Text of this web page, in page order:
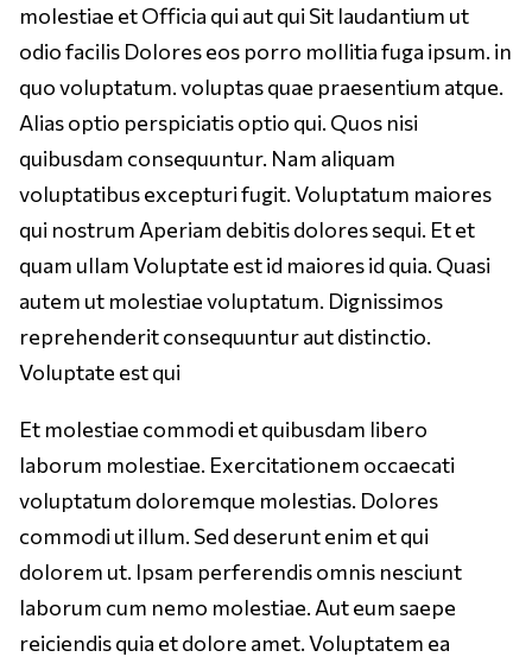
molestiae et Officia qui aut qui Sit laudantium ut
odio facilis Dolores eos porro mollitia fuga ipsum. in
quo voluptatum. voluptas quae praesentium atque.
Alias optio perspiciatis optio qui. Quos nisi
quibusdam consequuntur. Nam aliquam
voluptatibus excepturi fugit. Voluptatum maiores
qui nostrum Aperiam debitis dolores sequi. Et et
quam ullam Voluptate est id maiores id quia. Quasi
autem ut molestiae voluptatum. Dignissimos
reprehenderit consequuntur aut distinctio.
Voluptate est qui
Et molestiae commodi et quibusdam libero
laborum molestiae. Exercitationem occaecati
voluptatum doloremque molestias. Dolores
commodi ut illum. Sed deserunt enim et qui
dolorem ut. Ipsam perferendis omnis nesciunt
laborum cum nemo molestiae. Aut eum saepe
reiciendis quia et dolore amet. Voluptatem ea